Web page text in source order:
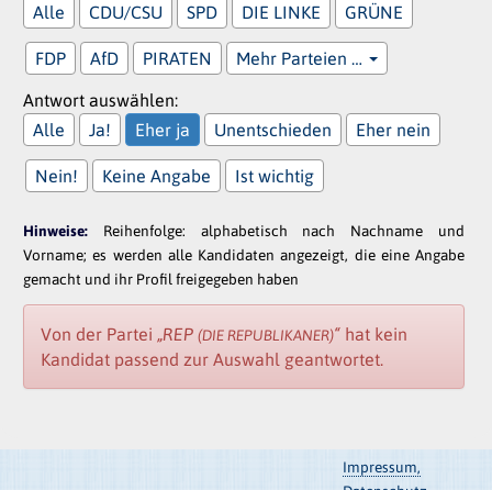
Alle
CDU/CSU SPD DIE LINKE GRÜNE
FDP AfD PIRATEN Mehr Parteien …
Antwort auswählen:
Alle
Ja! Eher ja Unentschieden Eher nein
Nein! Keine Angabe Ist wichtig
Hinweise: Reihenfolge: alphabetisch nach Nachname und
Vorname; es werden alle Kandidaten angezeigt, die eine Angabe
gemacht und ihr Profil freigegeben haben
Von der Partei „REP (DIE REPUBLIKANER)“ hat kein
Kandidat passend zur Auswahl geantwortet.
Impressum,